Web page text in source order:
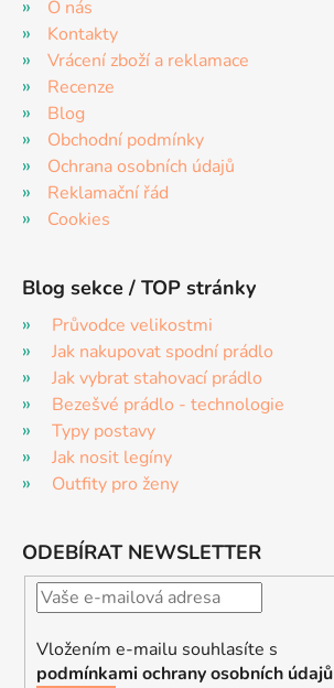
O nás
Kontakty
Vrácení zboží a reklamace
Recenze
Blog
Obchodní podmínky
Ochrana osobních údajů
Reklamační řád
Cookies
Blog sekce / TOP stránky
Průvodce velikostmi
Jak nakupovat spodní prádlo
Jak vybrat stahovací prádlo
Bezešvé prádlo - technologie
Typy postavy
Jak nosit legíny
Outfity pro ženy
ODEBÍRAT NEWSLETTER
Vložením e-mailu souhlasíte s
podmínkami ochrany osobních údajů